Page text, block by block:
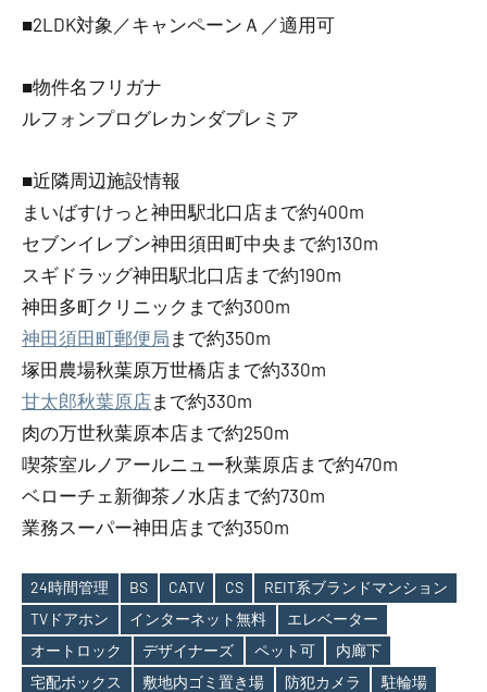
■2LDK対象／キャンペーンＡ／適用可
■物件名フリガナ
ルフォンプログレカンダプレミア
■近隣周辺施設情報
まいばすけっと神田駅北口店まで約400m
セブンイレブン神田須田町中央まで約130m
スギドラッグ神田駅北口店まで約190m
神田多町クリニックまで約300m
神田須田町郵便局 まで約350m
塚田農場秋葉原万世橋店まで約330m
甘太郎秋葉原店まで約330m
肉の万世秋葉原本店まで約250m
喫茶室ルノアールニュー秋葉原店まで約470m
ベローチェ新御茶ノ水店まで約730m
業務スーパー神田店まで約350m
Tags
24時間管理 BS CATV CS
REIT系ブランドマンション
TVドアホン
インターネット無料
エレベーター
オートロック
デザイナーズ ペット可
内廊下
宅配ボックス
敷地内ゴミ置き場 防犯カメラ 駐輪場